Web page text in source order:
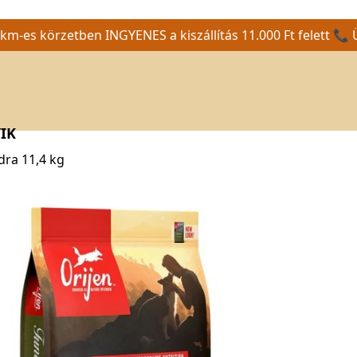
es körzetben INGYENES a kiszállítás 11.000 Ft felett
11,4 kg